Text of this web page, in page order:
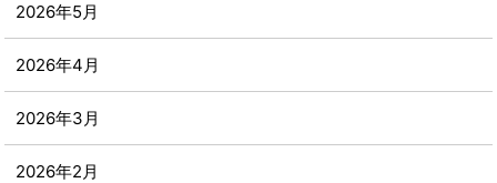
2026年5月
2026年4月
2026年3月
2026年2月